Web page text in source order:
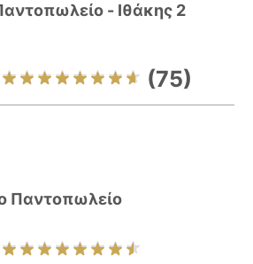
- Ιθάκης 2
(75)
Παντοπωλείο